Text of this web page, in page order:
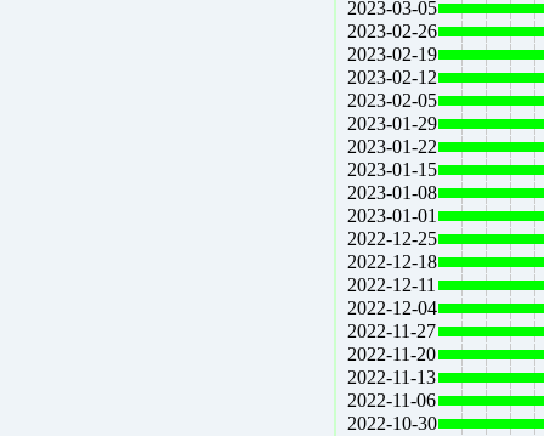
2023-03-05
2023-02-26
2023-02-19
2023-02-12
2023-02-05
2023-01-29
2023-01-22
2023-01-15
2023-01-08
2023-01-01
2022-12-25
2022-12-18
2022-12-11
2022-12-04
2022-11-27
2022-11-20
2022-11-13
2022-11-06
2022-10-30